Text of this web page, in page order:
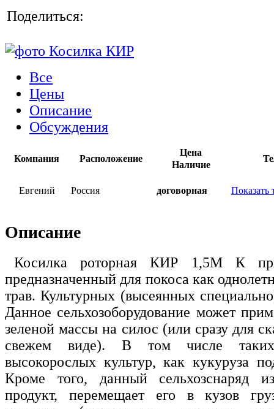
Поделиться:
Все
Цены
Описание
Обсуждения
Компания Расположение
Цена
Наличие
Евгений Россия договорная Показать
Описание
Косилка роторная КИР 1,5М К
предназначенный для покоса как
трав. Культурных (высеянных
Данное сельхозоборудование может
зеленой массы на силос (или сразу для
свежем виде). В том числе таких
высокорослых культур, как кукуруза
Кроме того, данный сельхозснаряд
продукт, перемещает его в кузов